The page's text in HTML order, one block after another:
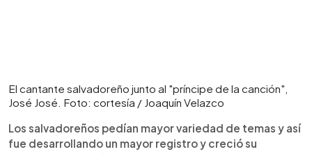
El cantante salvadoreño junto al "príncipe de la canción",
José José. Foto: cortesía / Joaquín Velazco
Los salvadoreños pedían mayor variedad de temas y así
fue desarrollando un mayor registro y creció su